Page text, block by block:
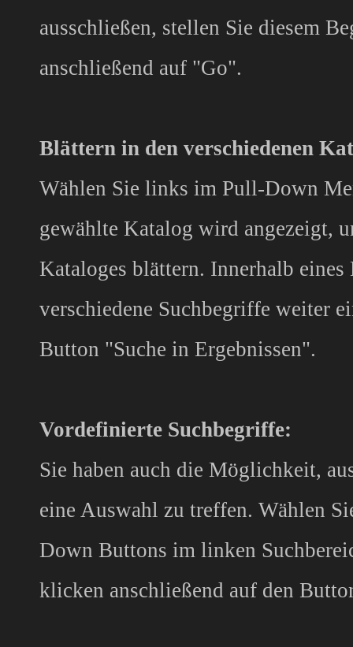
ausschließen, stellen Sie diesem
anschließend auf "Go".
Blättern in den verschiedenen
Wählen Sie links im Pull-Down
gewählte Katalog wird angezeigt,
Kataloges blättern. Innerhalb
verschiedene Suchbegriffe weiter
Button "Suche in Ergebnissen".
Vordefinierte Suchbegriffe:
Sie haben auch die Möglichkeit,
eine Auswahl zu treffen. Wählen
Down Buttons im linken
klicken anschließend auf den